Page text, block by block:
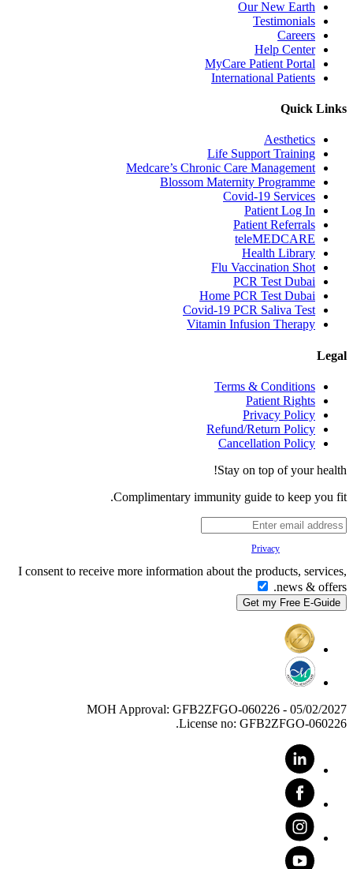
Our New Earth
Testimonials
Careers
Help Center
MyCare Patient Portal
International Patients
Quick Links
Aesthetics
Life Support Training
Medcare’s Chronic Care Management
Blossom Maternity Programme
Covid-19 Services
Patient Log In
Patient Referrals
teleMEDCARE
Health Library
Flu Vaccination Shot
PCR Test Dubai
Home PCR Test Dubai
Covid-19 PCR Saliva Test
Vitamin Infusion Therapy
Legal
Terms & Conditions
Patient Rights
Privacy Policy
Refund/Return Policy
Cancellation Policy
Stay on top of your health!
Complimentary immunity guide to keep you fit.
Privacy
I consent to receive more information about the products, services,
news & offers.
MOH Approval: GFB2ZFGO-060226 - 05/02/2027
License no: GFB2ZFGO-060226.